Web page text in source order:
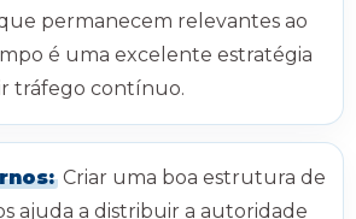
permanecem relevantes ao
é uma excelente estratégia
tráfego contínuo.
Criar uma boa estrutura de
ajuda a distribuir a autoridade